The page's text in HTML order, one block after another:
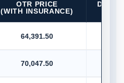
OTR PRICE
(WITH INSURANCE)
D/
64,391.50
70,047.50